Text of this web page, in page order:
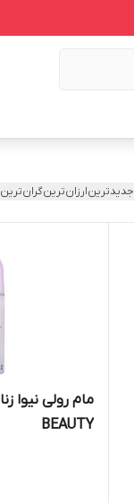
جدیدترینارزان‌ترینگران‌ترین
BEAUTY